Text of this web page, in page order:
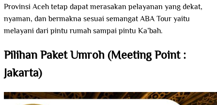
Provinsi Aceh tetap dapat merasakan pelayanan yang dekat,
nyaman, dan bermakna sesuai semangat ABA Tour yaitu
melayani dari pintu rumah sampai pintu Ka’bah.
Pilihan Paket Umroh (Meeting Point :
Jakarta)